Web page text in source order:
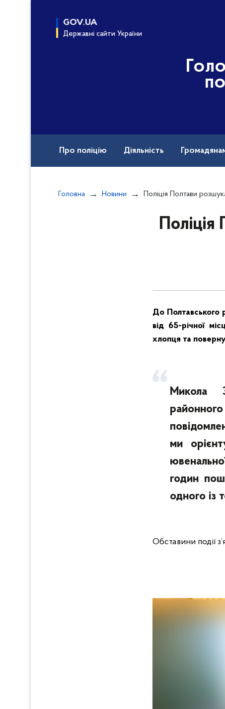
GOV.UA
Державні сайти України
Про поліцію Діяльність
Головна Новини Поліція Полтави розшукала
Поліція
До Полтавського
від 65-річної
хлопця та
Микола
ми
годин
одного із
Обставини події